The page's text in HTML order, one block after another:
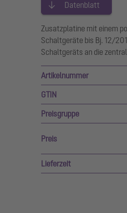
Datenblatt
Zusatzplatine mit einem
Schaltgeräte bis Bj. 12/
Schaltgeräts an die
Artikelnummer
GTIN
Preisgruppe
Preis
Lieferzeit